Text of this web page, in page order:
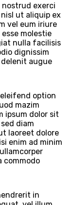
nostrud exerci
ut aliquip ex
vel eum iriure
molestie
nulla facilisis
dignissim
augue
option
mazim
ipsum dolor sit
diam
laoreet dolore
enim ad minim
commodo
in